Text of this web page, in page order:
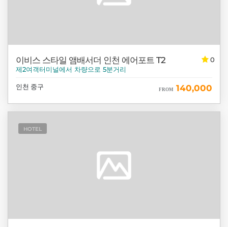
0
이비스 스타일 앰배서더 인천 에어포트 T2
제2여객터미널에서 차량으로 5분거리
인천 중구 FROM 140,000
HOTEL